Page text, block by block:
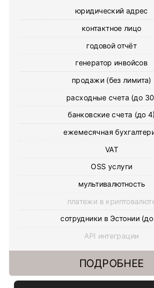
юридический адрес
контактное лицо
годовой отчёт
генератор инвойсов
продажи (без лимита)
расходные счета (до
банковские счета (до 4)
ежемесячная
VAT
OSS услуги
мультивалютность
платежи в
сотрудники в Эстонии
API интеграции
ПОДРОБНЕЕ